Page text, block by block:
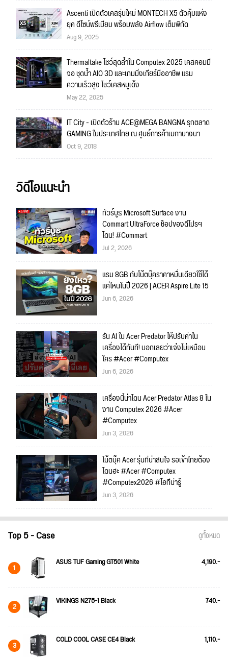
Ascenti เปิดตัวเคสรุ่นใหม่ MONTECH X5 ตัวคุ้มแห่ง
ยุค ดีไซน์พรีเมียม พร้อมพลัง Airflow เต็มพิกัด
Aug 9, 2025
Thermaltake โชว์สุดล้ำใน Computex 2025 เคสคอมมี
จอ ชุดน้ำ AIO 3D และเกมมิ่งเกียร์มืออาชีพ แรม
ความเร็วสูง โชว์เคสหมูเด้ง
May 22, 2025
IT City - เปิดตัวร้าน ACE@MEGA BANGNA รุกตลาด
GAMING ในประเทศไทย ณ ศูนย์การค้าเมกาบางนา
Oct 9, 2018
วิดีโอแนะนำ
ทัวร์บูธ Microsoft Surface งาน
Commart UltraForce ช็อปของดีโปรฯ
โดน! #Commart
Jul 2, 2026
แรม 8GB กับโน้ตบุ๊คราคาหมื่นเดียวใช้ได้
แค่ไหนในปี 2026 | ACER Aspire Lite 15
Jun 6, 2026
รัน AI ใน Acer Predator ให้ปรับค่าใน
เครื่องได้ทันที! บอกเลยว่าเจ๋งไม่เหมือน
ใคร #Acer #Computex
Jun 6, 2026
เครื่องนี้น่าโดน Acer Predator Atlas 8 ใน
งาน Computex 2026 #Acer
#Computex
Jun 3, 2026
โน้ตบุ๊ค Acer รุ่นที่น่าสนใจ รอเข้าไทยต้อง
โดนฮะ #Acer #Computex
#Computex2026 #ไอทีน่ารู้
Jun 3, 2026
Top 5 - Case ดูทั้งหมด
1 ASUS TUF Gaming GT501 White 4,190.-
2 VIKINGS N275-1 Black 740.-
3 COLD COOL CASE CE4 Black 1,110.-